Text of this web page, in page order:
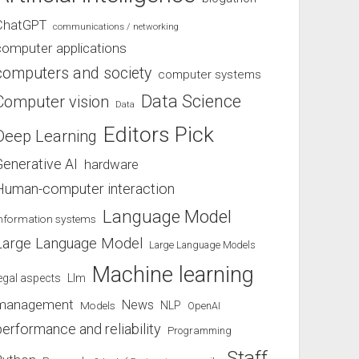
communications / networking
applications
and society computer systems
vision Data Data Science
Learning Editors Pick
AI hardware
computer interaction
systems Language Model
Language Model Large Language Models
aspects Llm Machine learning
Models News NLP OpenAI
and reliability Programming